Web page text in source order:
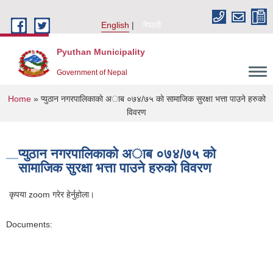
English
नेपाली
Pyuthan Municipality
Government of Nepal
You are here
Home» प्युठान नगरपालिकाकाे अा‍ब ०७४/७५ काे सामाजिक सुरक्षा भत्ता पाउने हरुको
विवरण
प्युठान नगरपालिकाकाे अा‍ब ०७४/७५ काे
सामाजिक सुरक्षा भत्ता पाउने हरुको विवरण
कृपया zoom गरेर हेर्नुहोला।
Documents: